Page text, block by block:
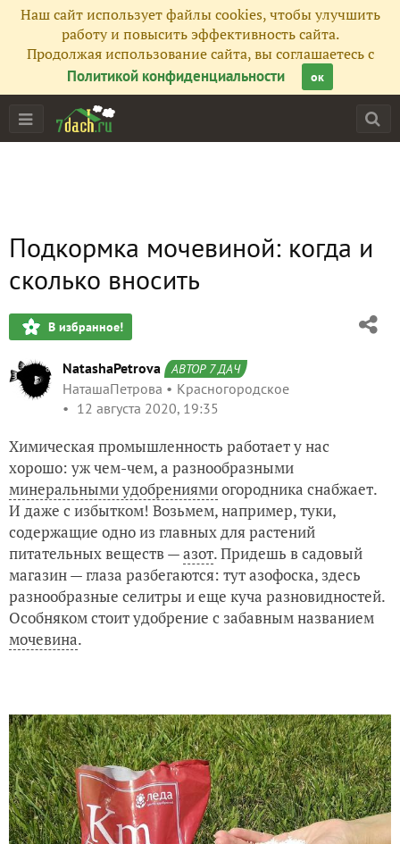
Наш сайт использует файлы cookies, чтобы улучшить
работу и повысить эффективность сайта.
Продолжая использование сайта, вы соглашаетесь с
Политикой конфиденциальности
ок
Подкормка мочевиной: когда и
сколько вносить
В избранное!
NatashaPetrova АВТОР 7 ДАЧ
НаташаПетрова
Красногородское
12 августа 2020, 19:35
Химическая промышленность работает у нас
хорошо: уж чем-чем, а разнообразными
минеральными удобрениямиогородника снабжает.
И даже с избытком! Возьмем, например, туки,
содержащие одно из главных для растений
питательных веществ —азот. Придешь в садовый
магазин — глаза разбегаются: тут азофоска, здесь
разнообразные селитры и еще куча разновидностей.
Особняком стоит удобрение с забавным названием
мочевина.